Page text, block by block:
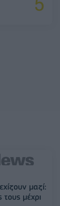
μαζί:
μέχρι